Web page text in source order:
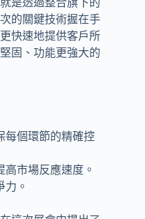
的關鍵技術握在手
快速地提供客戶所
固、功能更強大的
每個環節的精確控
市場反應速度。
力。